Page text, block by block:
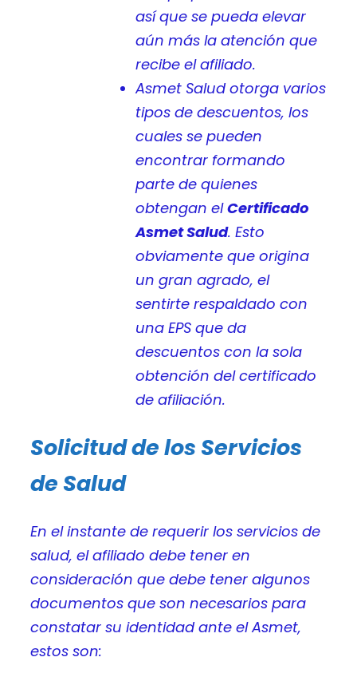
así que se pueda elevar
aún más la atención que
recibe el afiliado.
Asmet Salud otorga varios
tipos de descuentos, los
cuales se pueden
encontrar formando
parte de quienes
obtengan elCertificado
Asmet Salud. Esto
obviamente que origina
un gran agrado, el
sentirte respaldado con
una EPS que da
descuentos con la sola
obtención del certificado
de afiliación.
Solicitud de los Servicios
de Salud
En el instante de requerir los servicios de
salud, el afiliado debe tener en
consideración que debe tener algunos
documentos que son necesarios para
constatar su identidad ante el Asmet,
estos son: